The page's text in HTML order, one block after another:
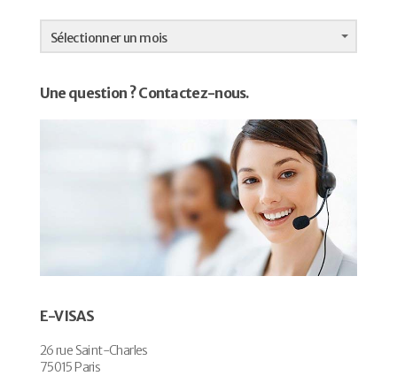
Tous
les
articles
Sélectionner un mois
Une question ? Contactez-nous.
E-VISAS
26 rue Saint-Charles
75015 Paris